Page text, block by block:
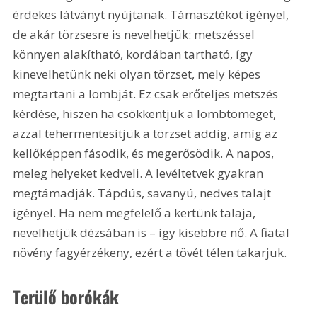
érdekes látványt nyújtanak. Támasztékot igényel,
de akár törzsesre is nevelhetjük: metszéssel
könnyen alakítható, kordában tartható, így
kinevelhetünk neki olyan törzset, mely képes
megtartani a lombját. Ez csak erőteljes metszés
kérdése, hiszen ha csökkentjük a lombtömeget,
azzal tehermentesítjük a törzset addig, amíg az
kellőképpen fásodik, és megerősödik. A napos,
meleg helyeket kedveli. A levéltetvek gyakran
megtámadják. Tápdús, savanyú, nedves talajt
igényel. Ha nem megfelelő a kertünk talaja,
nevelhetjük dézsában is – így kisebbre nő. A fiatal
növény fagyérzékeny, ezért a tövét télen takarjuk.
Terülő borókák